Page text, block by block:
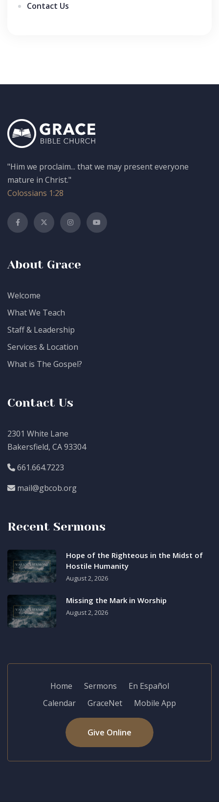
Contact Us
"Him we proclaim... that we may present everyone
mature in Christ."
Colossians 1:28
About Grace
Welcome
What We Teach
Staff & Leadership
Services & Location
What is The Gospel?
Contact Us
2301 White Lane
Bakersfield, CA 93304
661.664.7223
mail@gbcob.org
Recent Sermons
Hope of the Righteous in the Midst of
Hostile Humanity
August 2, 2026
Missing the Mark in Worship
August 2, 2026
Home Sermons
En Español
Calendar
GraceNet Mobile App
Give Online